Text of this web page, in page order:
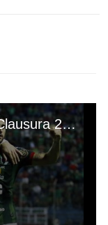
Marathón arranca el torneo Clausura 2022 venciendo y hundiendo a Platense en el estadio Morazán